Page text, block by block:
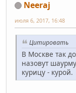
Neeraj
июля 6, 2017, 16:48
Цитировать
В Москве так
назовут
курицу - курой.